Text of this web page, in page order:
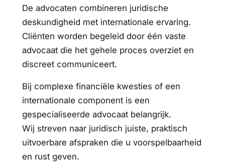
De advocaten combineren juridische
deskundigheid met internationale ervaring.
Cliënten worden begeleid door één vaste
advocaat die het gehele proces overziet en
discreet communiceert.
Bij complexe financiële kwesties of een
internationale component is een
gespecialiseerde advocaat belangrijk.
Wij streven naar juridisch juiste, praktisch
uitvoerbare afspraken die u voorspelbaarheid
en rust geven.